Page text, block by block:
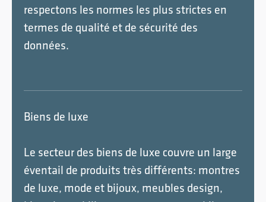
respectons les normes les plus strictes en
termes de qualité et de sécurité des
données.
Biens de luxe
Le secteur des biens de luxe couvre un large
éventail de produits très différents: montres
de luxe, mode et bijoux, meubles design,